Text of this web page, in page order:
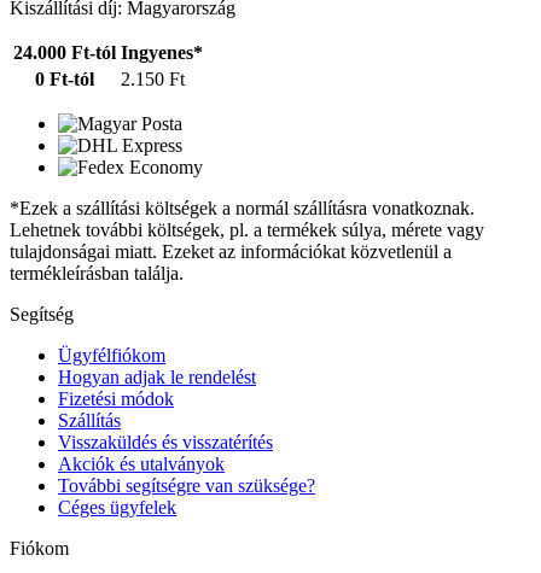
Kiszállítási díj: Magyarország
24.000 Ft-tól Ingyenes*
0 Ft-tól
2.150 Ft
*Ezek a szállítási költségek a normál szállításra vonatkoznak.
Lehetnek további költségek, pl. a termékek súlya, mérete vagy
tulajdonságai miatt. Ezeket az információkat közvetlenül a
termékleírásban találja.
Segítség
Ügyfélfiókom
Hogyan adjak le rendelést
Fizetési módok
Szállítás
Visszaküldés és visszatérítés
Akciók és utalványok
További segítségre van szüksége?
Céges ügyfelek
Fiókom